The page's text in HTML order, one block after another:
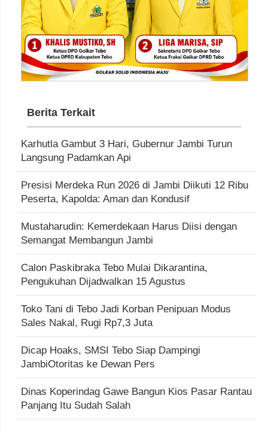
Berita Terkait
Karhutla Gambut 3 Hari, Gubernur Jambi Turun
Langsung Padamkan Api
Presisi Merdeka Run 2026 di Jambi Diikuti 12 Ribu
Peserta, Kapolda: Aman dan Kondusif
Mustaharudin: Kemerdekaan Harus Diisi dengan
Semangat Membangun Jambi
Calon Paskibraka Tebo Mulai Dikarantina,
Pengukuhan Dijadwalkan 15 Agustus
Toko Tani di Tebo Jadi Korban Penipuan Modus
Sales Nakal, Rugi Rp7,3 Juta
Dicap Hoaks, SMSI Tebo Siap Dampingi
JambiOtoritas ke Dewan Pers
Dinas Koperindag Gawe Bangun Kios Pasar Rantau
Panjang Itu Sudah Salah